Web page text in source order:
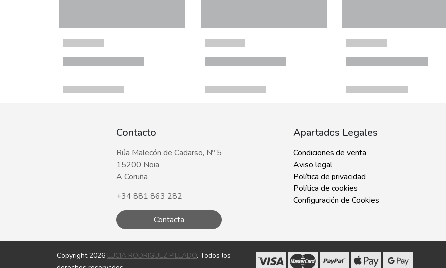
Contacto
Rúa Malecón de Cadarso, Nº 5
15200 Noia
A Coruña
+34 881 863 282
Contacta
Apartados Legales
Condiciones de venta
Aviso legal
Política de privacidad
Política de cookies
Configuración de Cookies
Copyright 2026 LUCIA RODRIGUEZ PILLADO. Todos los